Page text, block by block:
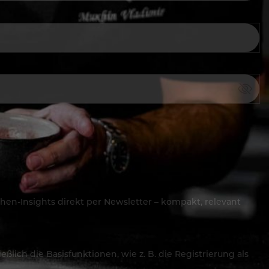
Insights direkt per Newsletter – kompakt, relevant
die Basisfunktionen, wie z. B. die Registrierung als